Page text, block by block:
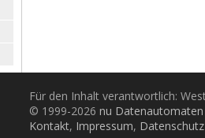
Für den Inhalt verantwortlich:
© 1999-2026 nu
Kontakt, Impressum, Datenschutz